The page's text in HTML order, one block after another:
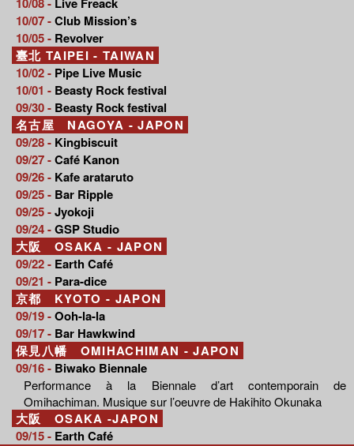
10/07 -Club Mission’s
10/05 - Revolver
臺北 TAIPEI - TAIWAN
10/02 - Pipe Live Music
10/01 - Beasty Rock festival
09/30 - Beasty Rock festival
名古屋 NAGOYA - JAPON
09/28 - Kingbiscuit
09/27 -Café Kanon
09/26 - Kafe arataruto
09/25 - Bar Ripple
09/25 -Jyokoji
09/24 -GSP Studio
大阪 OSAKA - JAPON
09/22 - Earth Café
09/21 - Para-dice
京都 KYOTO - JAPON
09/19 -Ooh-la-la
09/17 - Bar Hawkwind
保見八幡 OMIHACHIMAN - JAPON
09/16 - Biwako Biennale
Performance à la Biennale d’art contemporain de
Omihachiman. Musique sur l’oeuvre de Hakihito Okunaka
大阪 OSAKA -JAPON
09/15 - Earth Café